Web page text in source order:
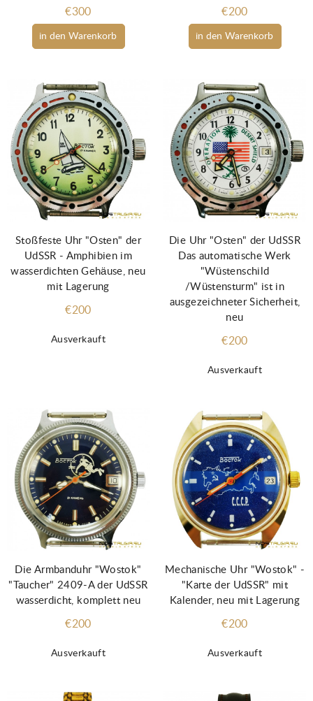
in den Warenkorb
€300
in den Warenkorb
€200
Ausverkauft
Stoßfeste Uhr "Osten" der
UdSSR - Amphibien im
wasserdichten Gehäuse, neu
mit Lagerung
€200
Ausverkauft
Die Uhr "Osten" der UdSSR
Das automatische Werk
"Wüstenschild
/Wüstensturm" ist in
ausgezeichneter Sicherheit,
neu
€200
Ausverkauft
Die Armbanduhr "Wostok"
"Taucher" 2409-A der UdSSR
wasserdicht, komplett neu
€200
Ausverkauft
Mechanische Uhr "Wostok" -
"Karte der UdSSR" mit
Kalender, neu mit Lagerung
€200